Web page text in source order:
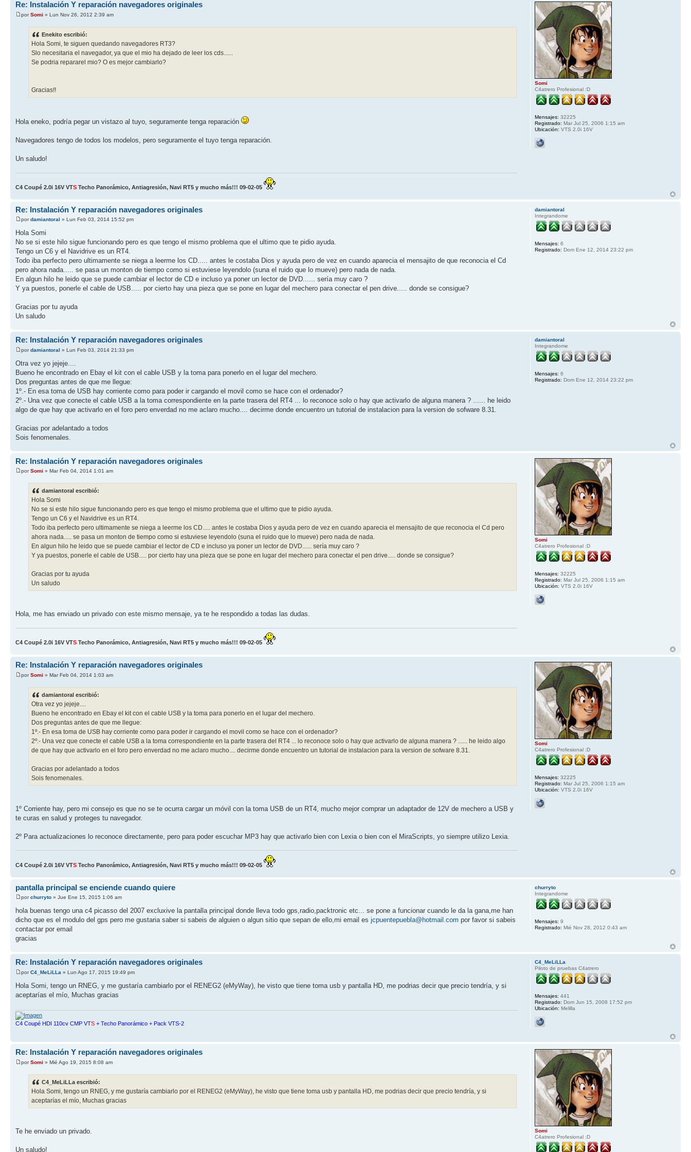
Re: Instalación Y reparación navegadores originales
porSomi » Lun Nov 26, 2012 2:39 am
Enekito escribió:
Hola Somi, te siguen quedando navegadores RT3?
Slo necesitaria el navegador, ya que el mio ha dejado de leer los cds......
Se podria repararel mio? O es mejor cambiarlo?
Gracias!!
Hola eneko, podría pegar un vistazo al tuyo, seguramente tenga reparación
Navegadores tengo de todos los modelos, pero seguramente el tuyo tenga reparación.
Un saludo!
C4 Coupé 2.0i 16V VTS Techo Panorámico, Antiagresión, Navi RT5 y mucho más!!! 09-02-05
Somi
C4atrero Profesional :D
Mensajes: 32225
Registrado: Mar Jul 25, 2006 1:15 am
Ubicación: VTS 2.0i 16V
Re: Instalación Y reparación navegadores originales
pordamiantoral » Lun Feb 03, 2014 15:52 pm
Hola Somi
No se si este hilo sigue funcionando pero es que tengo el mismo problema que el ultimo que te pidio ayuda.
Tengo un C6 y el Navidrive es un RT4.
Todo iba perfecto pero ultimamente se niega a leerme los CD..... antes le costaba Dios y ayuda pero de vez en cuando aparecia el mensajito de que reconocia el Cd
pero ahora nada..... se pasa un monton de tiempo como si estuviese leyendolo (suna el ruido que lo mueve) pero nada de nada.
En algun hilo he leido que se puede cambiar el lector de CD e incluso ya poner un lector de DVD...... sería muy caro ?
Y ya puestos, ponerle el cable de USB..... por cierto hay una pieza que se pone en lugar del mechero para conectar el pen drive..... donde se consigue?
Gracias por tu ayuda
Un saludo
damiantoral
Integrandome
Mensajes: 6
Registrado: Dom Ene 12, 2014 23:22 pm
Re: Instalación Y reparación navegadores originales
pordamiantoral » Lun Feb 03, 2014 21:33 pm
Otra vez yo jejeje....
Bueno he encontrado en Ebay el kit con el cable USB y la toma para ponerlo en el lugar del mechero.
Dos preguntas antes de que me llegue:
1º.- En esa toma de USB hay corriente como para poder ir cargando el movil como se hace con el ordenador?
2º.- Una vez que conecte el cable USB a la toma correspondiente en la parte trasera del RT4 ... lo reconoce solo o hay que activarlo de alguna manera ? ...... he leido
algo de que hay que activarlo en el foro pero enverdad no me aclaro mucho.... decirme donde encuentro un tutorial de instalacion para la version de sofware 8.31.
Gracias por adelantado a todos
Sois fenomenales.
damiantoral
Integrandome
Mensajes: 6
Registrado: Dom Ene 12, 2014 23:22 pm
Re: Instalación Y reparación navegadores originales
porSomi » Mar Feb 04, 2014 1:01 am
damiantoral escribió:
Hola Somi
No se si este hilo sigue funcionando pero es que tengo el mismo problema que el ultimo que te pidio ayuda.
Tengo un C6 y el Navidrive es un RT4.
Todo iba perfecto pero ultimamente se niega a leerme los CD..... antes le costaba Dios y ayuda pero de vez en cuando aparecia el mensajito de que reconocia el Cd pero
ahora nada..... se pasa un monton de tiempo como si estuviese leyendolo (suna el ruido que lo mueve) pero nada de nada.
En algun hilo he leido que se puede cambiar el lector de CD e incluso ya poner un lector de DVD...... sería muy caro ?
Y ya puestos, ponerle el cable de USB..... por cierto hay una pieza que se pone en lugar del mechero para conectar el pen drive..... donde se consigue?
Gracias por tu ayuda
Un saludo
Hola, me has enviado un privado con este mismo mensaje, ya te he respondido a todas las dudas.
C4 Coupé 2.0i 16V VTS Techo Panorámico, Antiagresión, Navi RT5 y mucho más!!! 09-02-05
Somi
C4atrero Profesional :D
Mensajes: 32225
Registrado: Mar Jul 25, 2006 1:15 am
Ubicación: VTS 2.0i 16V
Re: Instalación Y reparación navegadores originales
porSomi » Mar Feb 04, 2014 1:03 am
damiantoral escribió:
Otra vez yo jejeje....
Bueno he encontrado en Ebay el kit con el cable USB y la toma para ponerlo en el lugar del mechero.
Dos preguntas antes de que me llegue:
1º.- En esa toma de USB hay corriente como para poder ir cargando el movil como se hace con el ordenador?
2º.- Una vez que conecte el cable USB a la toma correspondiente en la parte trasera del RT4 ... lo reconoce solo o hay que activarlo de alguna manera ? ...... he leido algo
de que hay que activarlo en el foro pero enverdad no me aclaro mucho.... decirme donde encuentro un tutorial de instalacion para la version de sofware 8.31.
Gracias por adelantado a todos
Sois fenomenales.
1º Corriente hay, pero mi consejo es que no se te ocurra cargar un móvil con la toma USB de un RT4, mucho mejor comprar un adaptador de 12V de mechero a USB y
te curas en salud y proteges tu navegador.
2º Para actualizaciones lo reconoce directamente, pero para poder escuchar MP3 hay que activarlo bien con Lexia o bien con el MiraScripts, yo siempre utilizo Lexia.
C4 Coupé 2.0i 16V VTS Techo Panorámico, Antiagresión, Navi RT5 y mucho más!!! 09-02-05
Somi
C4atrero Profesional :D
Mensajes: 32225
Registrado: Mar Jul 25, 2006 1:15 am
Ubicación: VTS 2.0i 16V
pantalla principal se enciende cuando quiere
porchurryto » Jue Ene 15, 2015 1:06 am
hola buenas tengo una c4 picasso del 2007 excluxive la pantalla principal donde lleva todo gps,radio,packtronic etc... se pone a funcionar cuando le da la gana,me han
dicho que es el modulo del gps pero me gustaria saber si sabeis de alguien o algun sitio que sepan de ello,mi email es jcpuentepuebla@hotmail.com por favor si sabeis
contactar por email
gracias
churryto
Integrandome
Mensajes: 9
Registrado: Mié Nov 28, 2012 0:43 am
Re: Instalación Y reparación navegadores originales
porC4_MeLiLLa » Lun Ago 17, 2015 19:49 pm
Hola Somi, tengo un RNEG, y me gustaría cambiarlo por el RENEG2 (eMyWay), he visto que tiene toma usb y pantalla HD, me podrias decir que precio tendría, y si
aceptarías el mío, Muchas gracias
C4 Coupé HDI 110cv CMP VTS + Techo Panorámico + Pack VTS-2
C4_MeLiLLa
Piloto de pruebas C4atrero
Mensajes: 441
Registrado: Dom Jun 15, 2008 17:52 pm
Ubicación: Melilla
Re: Instalación Y reparación navegadores originales
porSomi » Mié Ago 19, 2015 8:08 am
C4_MeLiLLa escribió:
Hola Somi, tengo un RNEG, y me gustaría cambiarlo por el RENEG2 (eMyWay), he visto que tiene toma usb y pantalla HD, me podrias decir que precio tendría, y si
aceptarías el mío, Muchas gracias
Te he enviado un privado.
Un saludo!
Somi
C4atrero Profesional :D